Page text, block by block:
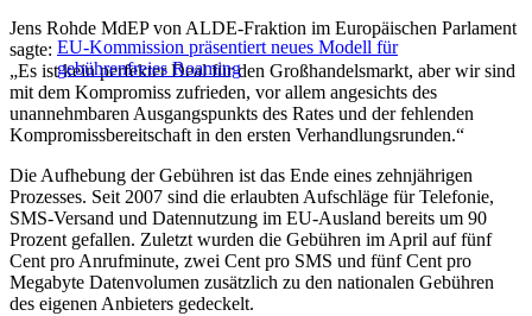
EU-Kommission präsentiert neues Modell für
gebührenfreies Roaming
Jens Rohde MdEP von ALDE-Fraktion im Europäischen Parlament
sagte:
„Es ist kein perfekter Deal für den Großhandelsmarkt, aber wir sind
mit dem Kompromiss zufrieden, vor allem angesichts des
unannehmbaren Ausgangspunkts des Rates und der fehlenden
Kompromissbereitschaft in den ersten Verhandlungsrunden.“
Die Aufhebung der Gebühren ist das Ende eines zehnjährigen
Prozesses. Seit 2007 sind die erlaubten Aufschläge für Telefonie,
SMS-Versand und Datennutzung im EU-Ausland bereits um 90
Prozent gefallen. Zuletzt wurden die Gebühren im April auf fünf
Cent pro Anrufminute, zwei Cent pro SMS und fünf Cent pro
Megabyte Datenvolumen zusätzlich zu den nationalen Gebühren
des eigenen Anbieters gedeckelt.